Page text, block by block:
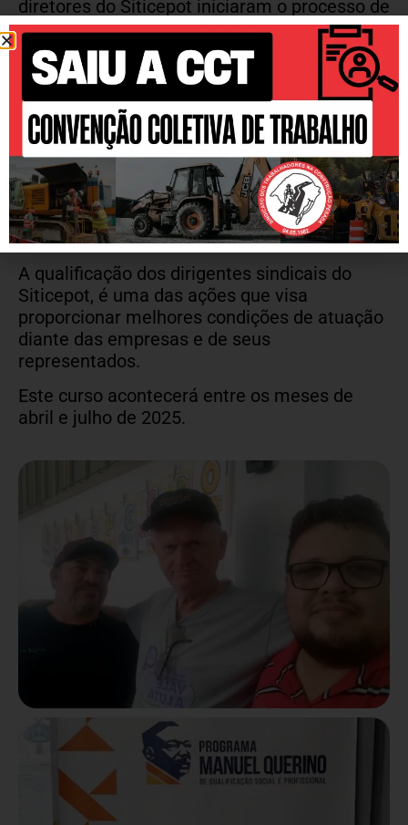
diretores do Siticepot iniciaram o processo de
qualificação em sua formação como dirigente
sindical. O curso consiste em 100
horas/aulas com conhecimento sobre CIPA e
Previdência Social, a capacitação ocorreu no
colégio Mesquita, que faz parte do Instituto
Integrar.
Este curso conta com a participação de
várias entidades sindicais e o objetivo é a
saúde dos trabalhadores, prevenção de
acidentes e assédio no ambiente de trabalho.
A qualificação dos dirigentes sindicais do
Siticepot, é uma das ações que visa
proporcionar melhores condições de atuação
diante das empresas e de seus
representados.
Este curso acontecerá entre os meses de
abril e julho de 2025.